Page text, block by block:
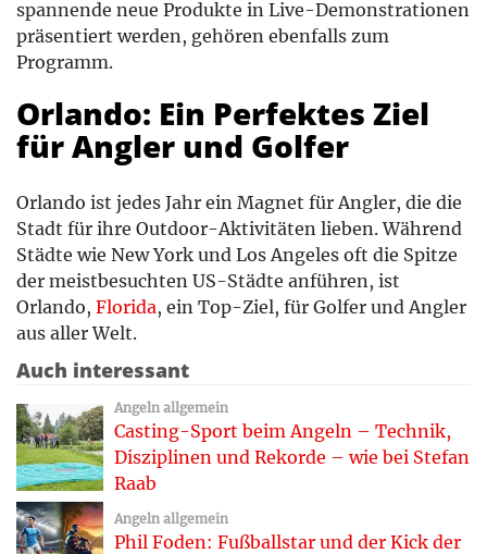
spannende neue Produkte in Live-Demonstrationen
präsentiert werden, gehören ebenfalls zum
Programm.
Orlando: Ein Perfektes Ziel
für Angler und Golfer
Orlando ist jedes Jahr ein Magnet für Angler, die die
Stadt für ihre Outdoor-Aktivitäten lieben. Während
Städte wie New York und Los Angeles oft die Spitze
der meistbesuchten US-Städte anführen, ist
Orlando, Florida, ein Top-Ziel, für Golfer und Angler
aus aller Welt.
Auch interessant
Angeln allgemein
Casting-Sport beim Angeln – Technik,
Disziplinen und Rekorde – wie bei Stefan
Raab
Angeln allgemein
Phil Foden: Fußballstar und der Kick der